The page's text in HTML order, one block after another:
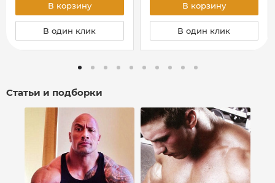
В корзину
В один клик
В корзину
В один клик
Статьи и подборки